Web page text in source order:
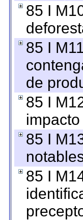
85 I
85 I
de
85 I
85 I
85 I